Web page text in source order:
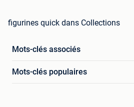
figurines quick dans Collections
Mots-clés associés
Mots-clés populaires